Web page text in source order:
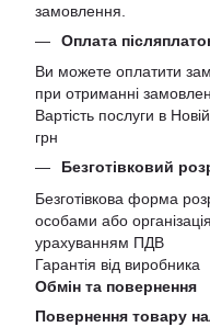
замовлення.
Оплата
Ви можете оплатити
при отриманні
Вартість послуги в
грн
Безготівковий
Безготівкова форма
особами або
урахуванням ПДВ
Гарантія від виробника
Обмін та повернення
Повернення товару